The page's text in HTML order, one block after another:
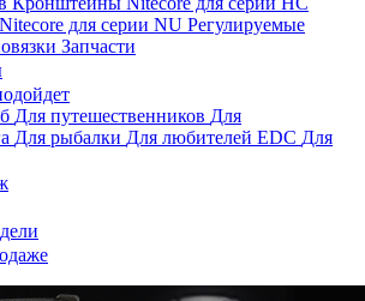
для серии NU Регулируемые
Запчасти
Для путешественников Для
Для рыбалки Для любителей EDC Для